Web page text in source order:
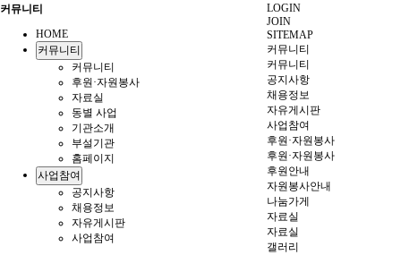
LOGIN
JOIN
SITEMAP
커뮤니티
커뮤니티
공지사항
채용정보
자유게시판
사업참여
후원·자원봉사
후원·자원봉사
후원안내
자원봉사안내
나눔가게
자료실
자료실
갤러리
커뮤니티
HOME
커뮤니티
커뮤니티
후원·자원봉사
자료실
동별 사업
기관소개
부설기관
홈페이지
사업참여
공지사항
채용정보
자유게시판
사업참여